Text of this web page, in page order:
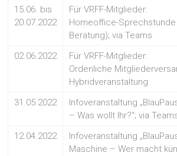
15.06. bis
20.07.2022
Für VRFF-Mitglieder:
Homeoffice-Sprechstunde
Beratung); via Teams
02.06.2022
Für VRFF-Mitglieder:
Ordenliche
Hybridveranstaltung
31.05.2022
Infoveranstaltung
– Was wollt Ihr?“; via
12.04.2022
Infoveranstaltung
Maschine – Wer macht